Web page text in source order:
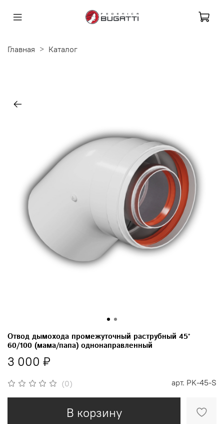
Главная Каталог
(0) арт. PK-45-S
Отвод дымохода промежуточный раструбный 45°
60/100 (мама/папа) однонаправленный
3 000 ₽
В корзину